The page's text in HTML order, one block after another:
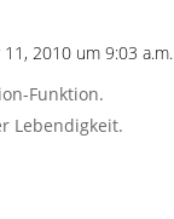
2010 um 9:03 a.m.
Funktion.
Lebendigkeit.